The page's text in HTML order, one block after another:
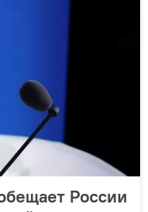
России